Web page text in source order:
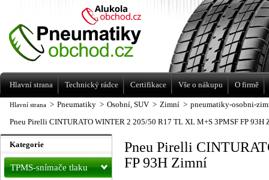
Hlavní strana > Pneumatiky > Osobní, SUV > Zimní > pneumatiky-osobni-
Pneu Pirelli CINTURATO WINTER 2 205/50 R17 TL XL M+S 3PMSF FP 93H
Pneu Pirelli
FP 93H Zimní
Kategorie
TPMS-snímače tlaku
Levné pneumatiky letní, zimní, Alu kola
a litá kola Racing Line
Hlavní strana Technický rádce Certifikace Vše o nákupu O firmě